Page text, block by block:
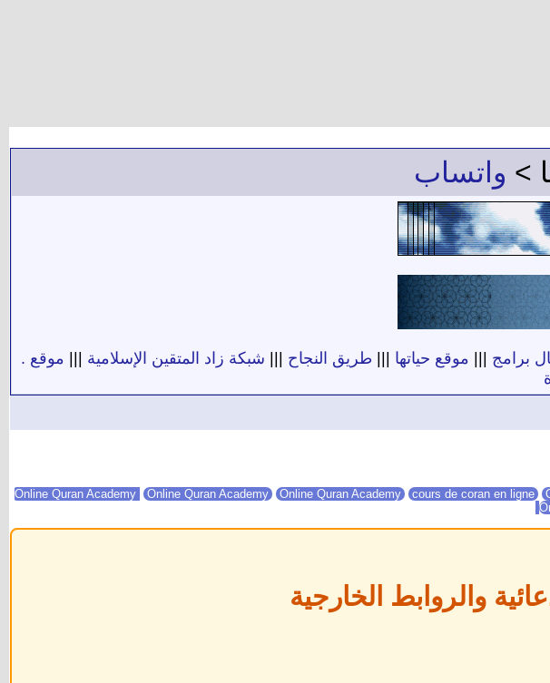
> واتساب
برامج موقع حياتها طريق النجاح شبكة زاد المتقين الإسلامية
موقع .
Online Quran Academy Online Quran Academy cours de coran en ligne
والروابط الخارجية